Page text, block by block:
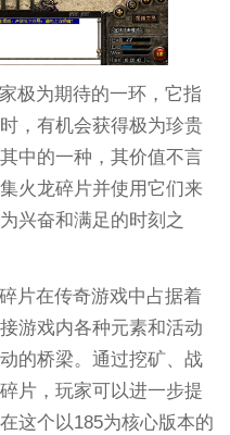
极为期待的一环，它指
，有机会获得极为珍贵
中的一种，其价值不言
火龙碎片并使用它们来
兴奋和满足的时刻之
片在传奇游戏中占据着
游戏内各种元素和活动
的桥梁。通过挖矿、战
片，玩家可以进一步提
这个以185为核心版本的